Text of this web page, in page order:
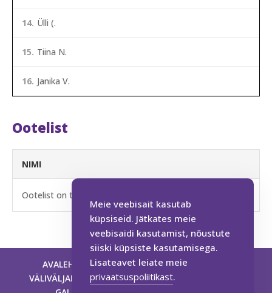
14. Ülli (.
15. Tiina N.
16. Janika V.
Ootelist
NIMI
Ootelist on tühi (vabu kohti veel on).
AVALEHT HINNAKIRI
BRONEERI AEG
VÄLIVÄLJAKUD
TENNISEKOOL
Meie veebisait kasutab
küpsiseid. Jätkates meie
veebisaidi kasutamist, nõustute
siiski küpsiste kasutamisega.
Lisateavet leiate meie
privaatsuspoliitikast.